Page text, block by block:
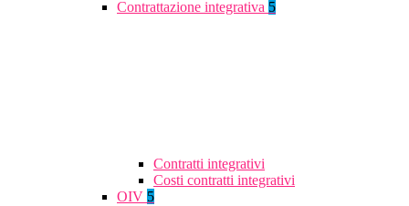
Contrattazione integrativa 5
Contratti integrativi
Costi contratti integrativi
OIV 5